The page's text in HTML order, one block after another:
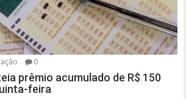
0
prêmio acumulado de R$ 150
feira